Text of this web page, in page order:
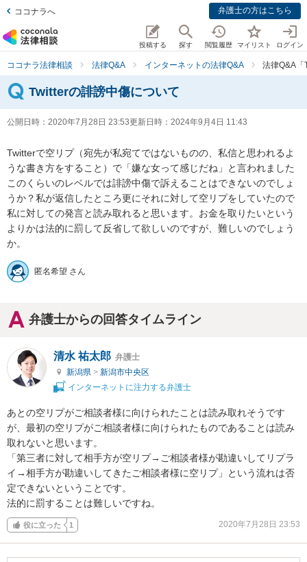
ココナラへ 弁護士の方はこちら
投稿する 探す 閲覧履歴 マイリスト ログイン
ココナラ法律相談 法律Q&A インターネットの法律Q&A 法律Q&A「
Twitterの誹謗中傷について
公開日時： 2020年7月28日 23:53更新日時： 2024年9月4日 11:43
Twitterで空リプ（宛先が私宛てではないものの、私信と思われるよ
うな書き方をすること）で「嫌な女って感じだね」と言われました
このくらいのレベルでは誹謗中傷で訴えることはできないのでしょ
うか？私が返信したところ更にそれに対して空リプをしていたので
私に対しての発言と読み取れると思います。お金を取りたいという
よりかは法的に罰して反省して欲しいのですが、難しいのでしょう
か。
匿名希望 さん
弁護士からの回答タイムライン
清水 祐太郎 弁護士
新潟県 > 新潟市中央区
インターネットに注力する弁護士
あとの空リプがご相談者様に向けられたことは読み取れそうです
が、最初の空リプがご相談者様に向けられたものであることは読み
取れないと思います。
「第三者に対して相手方が空リプ→ご相談者様が勘違いしてリプラ
イ→相手方が勘違いしてきたご相談者様に空リプ」という流れは否
定できないということです。
法的に罰することは難しいですね。
役に立った 1 2020年7月28日 23:53